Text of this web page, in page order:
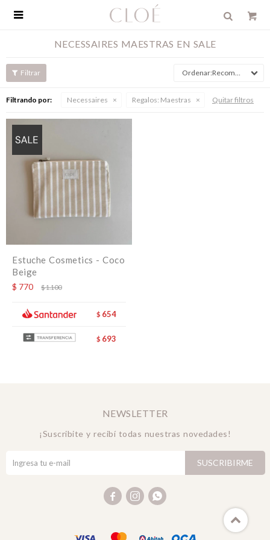

NECESSAIRES MAESTRAS EN SALE
Recomendados
Filtrando por: Necessaires Regalos: Maestras Quitar filtros
Estuche Cosmetics - Coco
Beige
$ 770 $1.100
$ 654
$ 693
NEWSLETTER
¡Suscribite y recibí todas nuestras novedades!
SUSCRIBIRME
  